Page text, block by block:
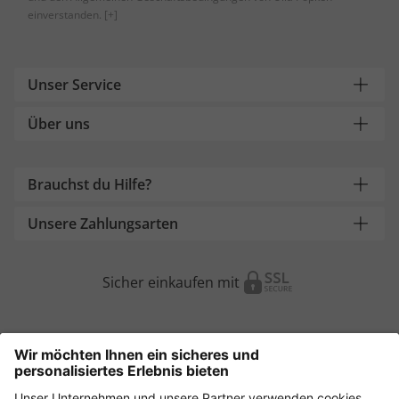
einverstanden. [+]
Unser Service
Über uns
Brauchst du Hilfe?
Unsere Zahlungsarten
Sicher einkaufen mit
Weitere Onlineshops